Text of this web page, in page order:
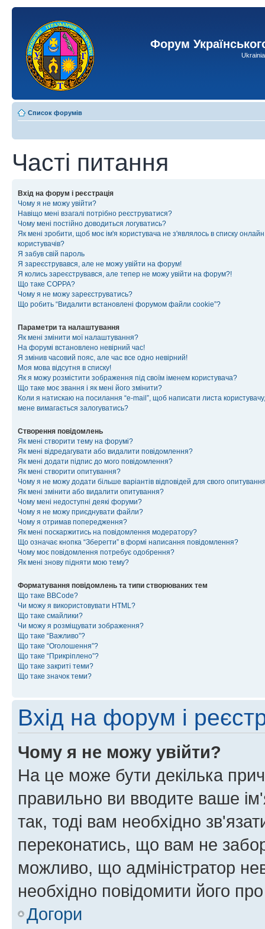
Форум
Список форумів
Часті питання
Вхід на форум і реєстрація
Чому я не можу увійти?
Навіщо мені взагалі потрібно реєструватися?
Чому мені постійно доводиться логуватись?
Як мені зробити, щоб моє ім'я користувача не з'являлось в списку онлайн
користувачів?
Я забув свій пароль
Я зареєструвався, але не можу увійти на форум!
Я колись зареєструвався, але тепер не можу увійти на форум?!
Що таке COPPA?
Чому я не можу зареєструватись?
Що робить “Видалити встановлені форумом файли cookie”?
Параметри та налаштування
Як мені змінити мої налаштування?
На форумі встановлено невірний час!
Я змінив часовий пояс, але час все одно невірний!
Моя мова відсутня в списку!
Як я можу розмістити зображення під своїм іменем користувача?
Що таке моє звання і як мені його змінити?
Коли я натискаю на посилання “e-mail”, щоб написати листа користувачу,
мене вимагається залогуватись?
Створення повідомлень
Як мені створити тему на форумі?
Як мені відредагувати або видалити повідомлення?
Як мені додати підпис до мого повідомлення?
Як мені створити опитування?
Чому я не можу додати більше варіантів відповідей для свого
Як мені змінити або видалити опитування?
Чому мені недоступні деякі форуми?
Чому я не можу приєднувати файли?
Чому я отримав попередження?
Як мені поскаржитись на повідомлення модератору?
Що означає кнопка “Зберегти” в формі написання повідомлення?
Чому моє повідомлення потребує одобрення?
Як мені знову підняти мою тему?
Форматування повідомлень та типи створюваних тем
Що таке BBCode?
Чи можу я використовувати HTML?
Що таке смайлики?
Чи можу я розміщувати зображення?
Що таке “Важливо”?
Що таке “Оголошення”?
Що таке “Прикріплено”?
Що таке закриті теми?
Що таке значок теми?
Вхід на форум і
Чому я не можу увійти?
На це може бути декілька
правильно ви вводите ваше
так, тоді вам необхідно
переконатись, що вам не
можливо, що адміністратор
необхідно повідомити його
Догори